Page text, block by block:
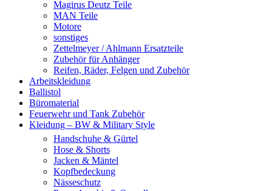
Magirus Deutz Teile
MAN Teile
Motore
sonstiges
Zettelmeyer / Ahlmann Ersatzteile
Zubehör für Anhänger
Reifen, Räder, Felgen und Zubehör
Arbeitskleidung
Ballistol
Büromaterial
Feuerwehr und Tank Zubehör
Kleidung – BW & Military Style
Handschuhe & Gürtel
Hose & Shorts
Jacken & Mäntel
Kopfbedeckung
Nässeschutz